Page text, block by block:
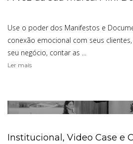
Use o poder dos Manifestos e
conexão emocional com seus
seu negócio, contar as ...
Ler mais
Institucional, Video Case e